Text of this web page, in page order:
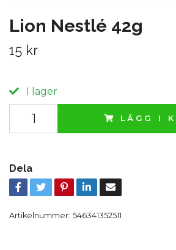
Lion Nestlé 42g
15 kr
I lager
LÄGG I
Dela
Artikelnummer: 546341352511